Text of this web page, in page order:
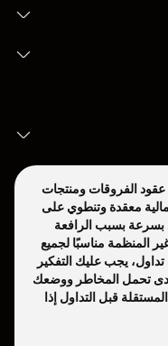
الفروقات ومنتجات
معقدة وتنطوي على
بسرعة بسبب الرافعة
المنظمة مناسبًا لجميع
يجب عليك التفكير
تحمل المخاطر ووضعك
قبل التداول إذا